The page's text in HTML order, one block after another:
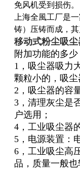
免风机受到损伤。
上海全風工厂是
铸）压铸而成，
移动式粉尘吸尘
附加功能的多
1，吸尘器吸力
颗粒小的，吸
2，吸尘器的容
3，清理灰尘是
户选用；
4，工业吸尘器
5，电源装置：
6，工业吸尘高
品，质量一般